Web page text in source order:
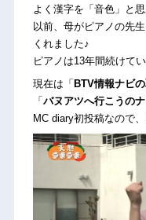
よく漢字を「音色」と
以前、母がピアノの先
くれました♪
ピアノは13年間続けて
現在は「 BTV情報ナビ
「 バヌアツへ行こうの
MC diary初投稿なので